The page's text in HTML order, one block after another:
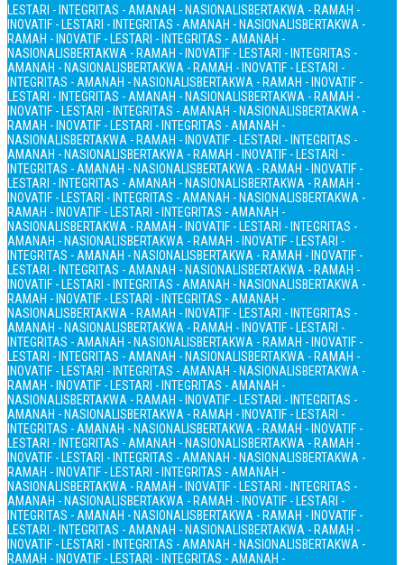
LESTARI - INTEGRITAS - AMANAH - NASIONALISBERTAKWA - RAMAH -
INOVATIF - LESTARI - INTEGRITAS - AMANAH - NASIONALISBERTAKWA -
RAMAH - INOVATIF - LESTARI - INTEGRITAS - AMANAH -
NASIONALISBERTAKWA - RAMAH - INOVATIF - LESTARI - INTEGRITAS -
AMANAH - NASIONALISBERTAKWA - RAMAH - INOVATIF - LESTARI -
INTEGRITAS - AMANAH - NASIONALISBERTAKWA - RAMAH - INOVATIF -
LESTARI - INTEGRITAS - AMANAH - NASIONALISBERTAKWA - RAMAH -
INOVATIF - LESTARI - INTEGRITAS - AMANAH - NASIONALISBERTAKWA -
RAMAH - INOVATIF - LESTARI - INTEGRITAS - AMANAH -
NASIONALISBERTAKWA - RAMAH - INOVATIF - LESTARI - INTEGRITAS -
AMANAH - NASIONALISBERTAKWA - RAMAH - INOVATIF - LESTARI -
INTEGRITAS - AMANAH - NASIONALISBERTAKWA - RAMAH - INOVATIF -
LESTARI - INTEGRITAS - AMANAH - NASIONALISBERTAKWA - RAMAH -
INOVATIF - LESTARI - INTEGRITAS - AMANAH - NASIONALISBERTAKWA -
RAMAH - INOVATIF - LESTARI - INTEGRITAS - AMANAH -
NASIONALISBERTAKWA - RAMAH - INOVATIF - LESTARI - INTEGRITAS -
AMANAH - NASIONALISBERTAKWA - RAMAH - INOVATIF - LESTARI -
INTEGRITAS - AMANAH - NASIONALISBERTAKWA - RAMAH - INOVATIF -
LESTARI - INTEGRITAS - AMANAH - NASIONALISBERTAKWA - RAMAH -
INOVATIF - LESTARI - INTEGRITAS - AMANAH - NASIONALISBERTAKWA -
RAMAH - INOVATIF - LESTARI - INTEGRITAS - AMANAH -
NASIONALISBERTAKWA - RAMAH - INOVATIF - LESTARI - INTEGRITAS -
AMANAH - NASIONALISBERTAKWA - RAMAH - INOVATIF - LESTARI -
INTEGRITAS - AMANAH - NASIONALISBERTAKWA - RAMAH - INOVATIF -
LESTARI - INTEGRITAS - AMANAH - NASIONALISBERTAKWA - RAMAH -
INOVATIF - LESTARI - INTEGRITAS - AMANAH - NASIONALISBERTAKWA -
RAMAH - INOVATIF - LESTARI - INTEGRITAS - AMANAH -
NASIONALISBERTAKWA - RAMAH - INOVATIF - LESTARI - INTEGRITAS -
AMANAH - NASIONALISBERTAKWA - RAMAH - INOVATIF - LESTARI -
INTEGRITAS - AMANAH - NASIONALISBERTAKWA - RAMAH - INOVATIF -
LESTARI - INTEGRITAS - AMANAH - NASIONALISBERTAKWA - RAMAH -
INOVATIF - LESTARI - INTEGRITAS - AMANAH - NASIONALISBERTAKWA -
RAMAH - INOVATIF - LESTARI - INTEGRITAS - AMANAH -
NASIONALISBERTAKWA - RAMAH - INOVATIF - LESTARI - INTEGRITAS -
AMANAH - NASIONALISBERTAKWA - RAMAH - INOVATIF - LESTARI -
INTEGRITAS - AMANAH - NASIONALISBERTAKWA - RAMAH - INOVATIF -
LESTARI - INTEGRITAS - AMANAH - NASIONALISBERTAKWA - RAMAH -
INOVATIF - LESTARI - INTEGRITAS - AMANAH - NASIONALISBERTAKWA -
RAMAH - INOVATIF - LESTARI - INTEGRITAS - AMANAH -